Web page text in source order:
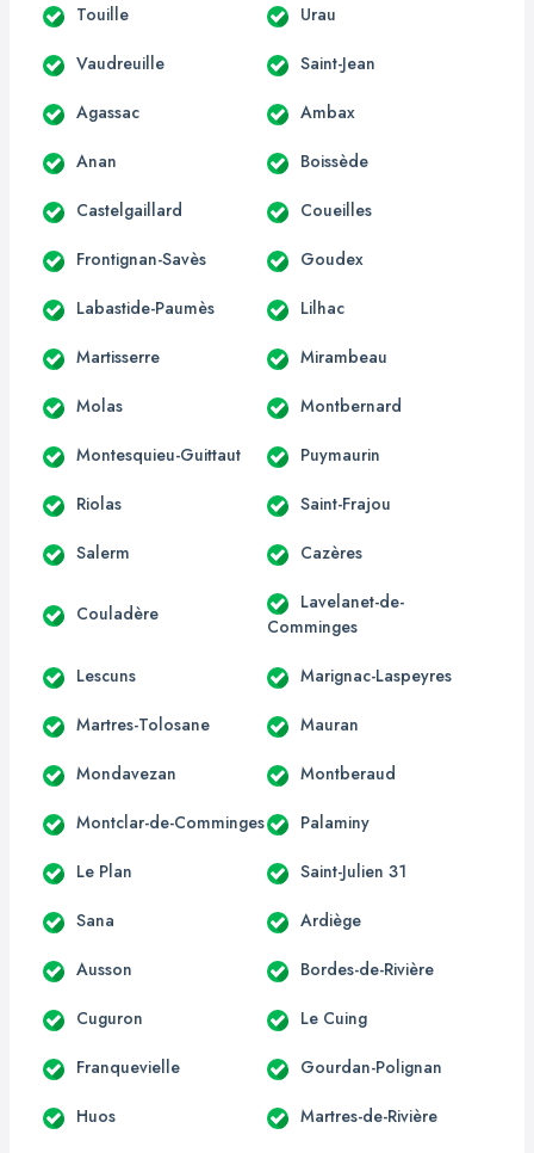
Touille Urau
Vaudreuille Saint-Jean
Agassac Ambax
Anan Boissède
Castelgaillard Coueilles
Frontignan-Savès Goudex
Labastide-Paumès Lilhac
Martisserre Mirambeau
Molas Montbernard
Montesquieu-Guittaut Puymaurin
Riolas Saint-Frajou
Salerm Cazères
Couladère
Lavelanet-de-
Comminges
Lescuns Marignac-Laspeyres
Martres-Tolosane Mauran
Mondavezan Montberaud
Montclar-de-Comminges Palaminy
Le Plan Saint-Julien 31
Sana Ardiège
Ausson Bordes-de-Rivière
Cuguron Le Cuing
Franquevielle Gourdan-Polignan
Huos Martres-de-Rivière